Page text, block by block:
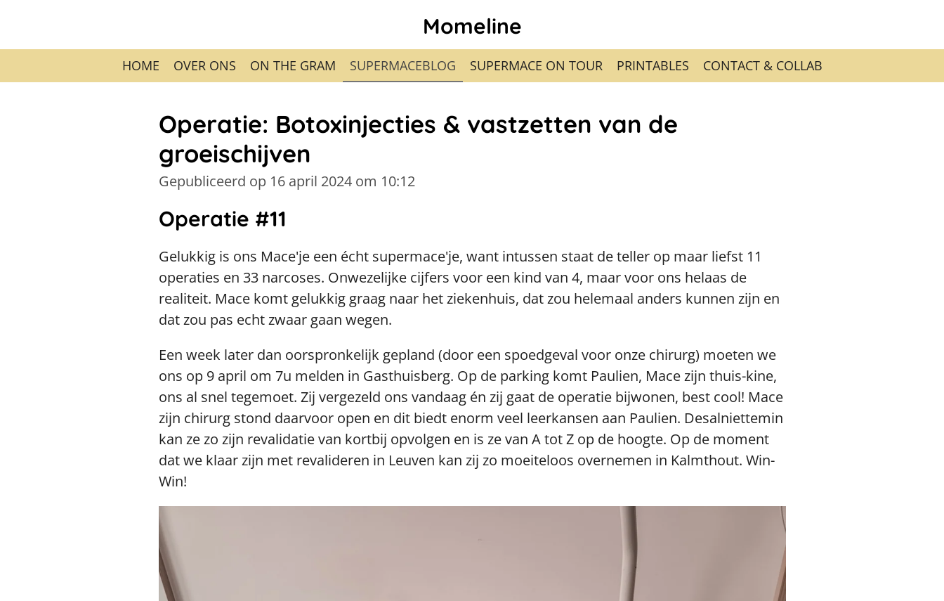
de
Momeline
HOME OVER ONS ON THE GRAM SUPERMACEBLOG SUPERMACE ON TOUR PRINTABLES CONTACT & COLLAB
Operatie: Botoxinjecties & vastzetten van de
groeischijven
Gepubliceerd op 16 april 2024 om 10:12
Operatie #11
Gelukkig is ons Mace'je een écht supermace'je, want intussen staat de teller op maar liefst 11
operaties en 33 narcoses. Onwezelijke cijfers voor een kind van 4, maar voor ons helaas de
realiteit. Mace komt gelukkig graag naar het ziekenhuis, dat zou helemaal anders kunnen zijn en
dat zou pas echt zwaar gaan wegen.
Een week later dan oorspronkelijk gepland (door een spoedgeval voor onze chirurg) moeten we
ons op 9 april om 7u melden in Gasthuisberg. Op de parking komt Paulien, Mace zijn thuis-kine,
ons al snel tegemoet. Zij vergezeld ons vandaag én zij gaat de operatie bijwonen, best cool! Mace
zijn chirurg stond daarvoor open en dit biedt enorm veel leerkansen aan Paulien. Desalniettemin
kan ze zo zijn revalidatie van kortbij opvolgen en is ze van A tot Z op de hoogte. Op de moment
dat we klaar zijn met revalideren in Leuven kan zij zo moeiteloos overnemen in Kalmthout. Win-
Win!